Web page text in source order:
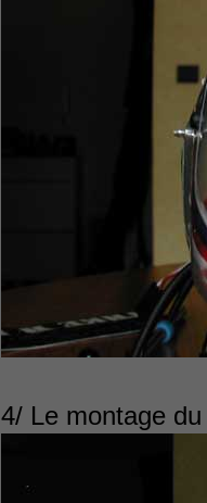
4/ Le montage